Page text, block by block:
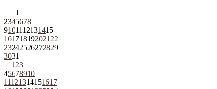
1
2345678
9101112131415
161718192021 22
23242526272829
3031
1 23
45678910
11121314151617